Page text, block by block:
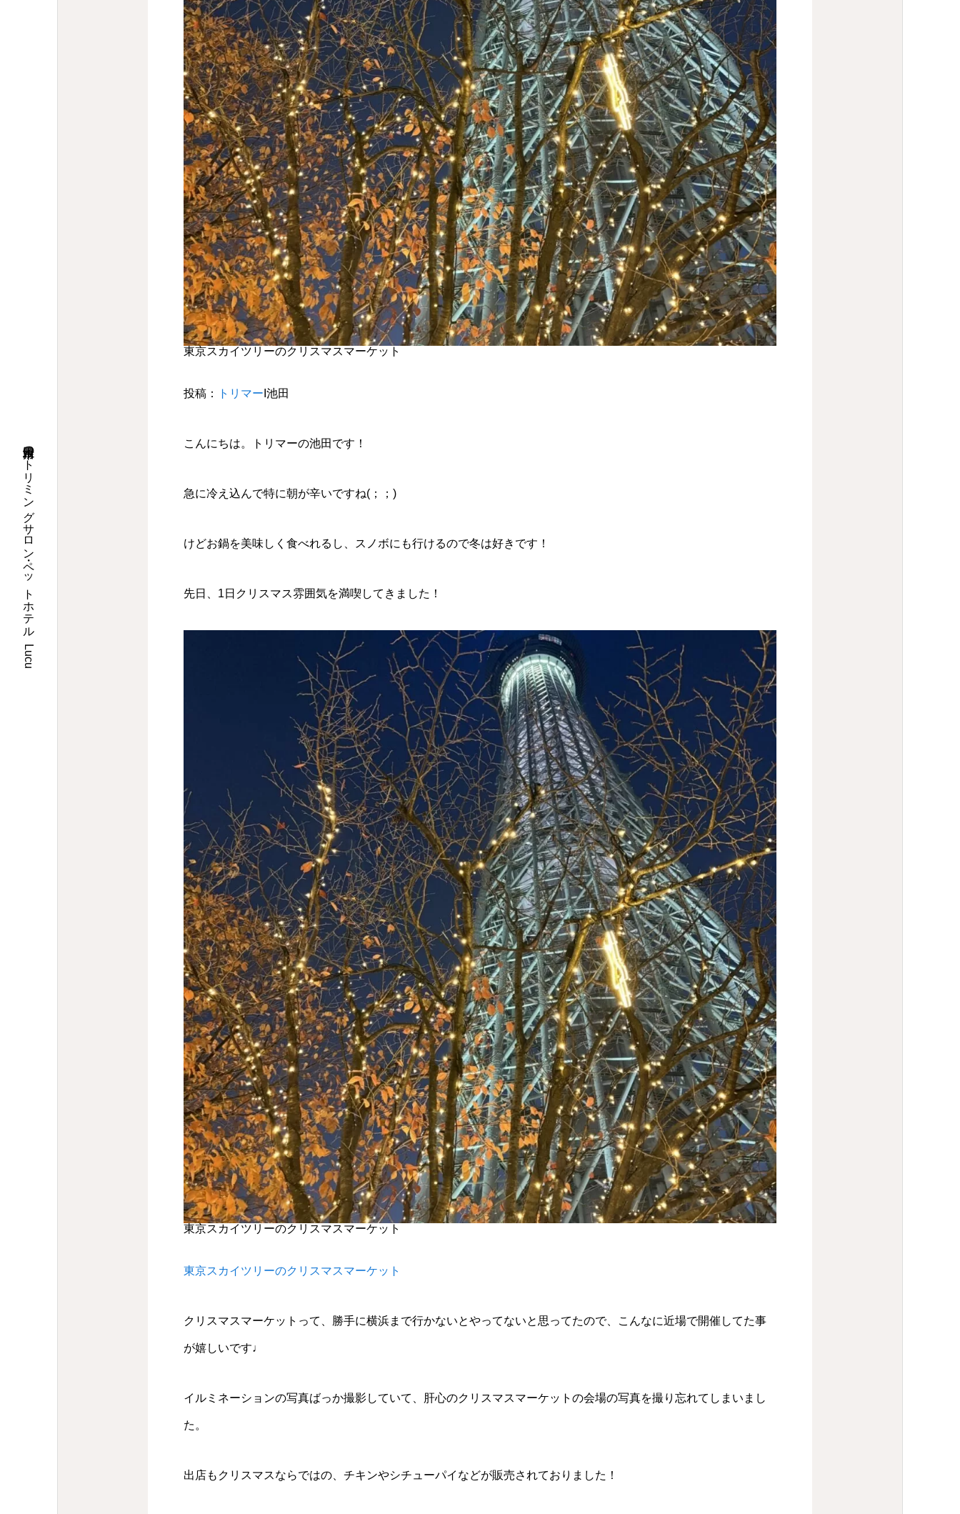
埼玉県川口市のトリミングサロン・ペットホテル Lucu
東京スカイツリーのクリスマスマーケット
投稿： トリマー Ι池田
こんにちは。トリマーの池田です！
急に冷え込んで特に朝が辛いですね(；；)
けどお鍋を美味しく食べれるし、スノボにも行けるので冬は好きです！
先日、1日クリスマス雰囲気を満喫してきました！
東京スカイツリーのクリスマスマーケット
東京スカイツリーのクリスマスマーケット
クリスマスマーケットって、勝手に横浜まで行かないとやってないと思ってたので、こんなに近場で開催してた事
が嬉しいです♩
イルミネーションの写真ばっか撮影していて、肝心のクリスマスマーケットの会場の写真を撮り忘れてしまいまし
た。
出店もクリスマスならではの、チキンやシチューパイなどが販売されておりました！